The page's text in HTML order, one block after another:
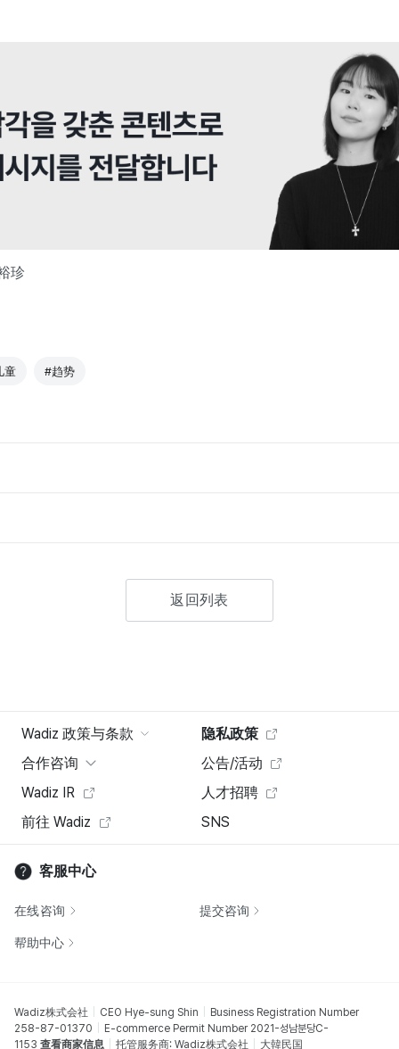
珍
童 #趋势
返回列表
Wadiz 政策与条款
隐私政策
合作咨询
公告/活动
Wadiz IR
人才招聘
前往 Wadiz
SNS
客服中心
在线咨询 提交咨询
帮助中心
Wadiz株式会社 CEO Hye-sung Shin
Business Registration Number
258-87-01370
E-commerce Permit Number 2021-성남분당C-
1153 查看商家信息 托管服务商: Wadiz株式会社 大韓民国